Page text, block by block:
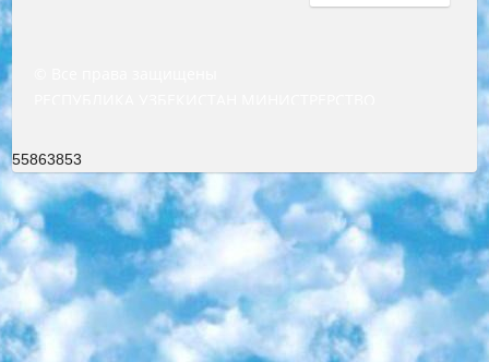
55863853